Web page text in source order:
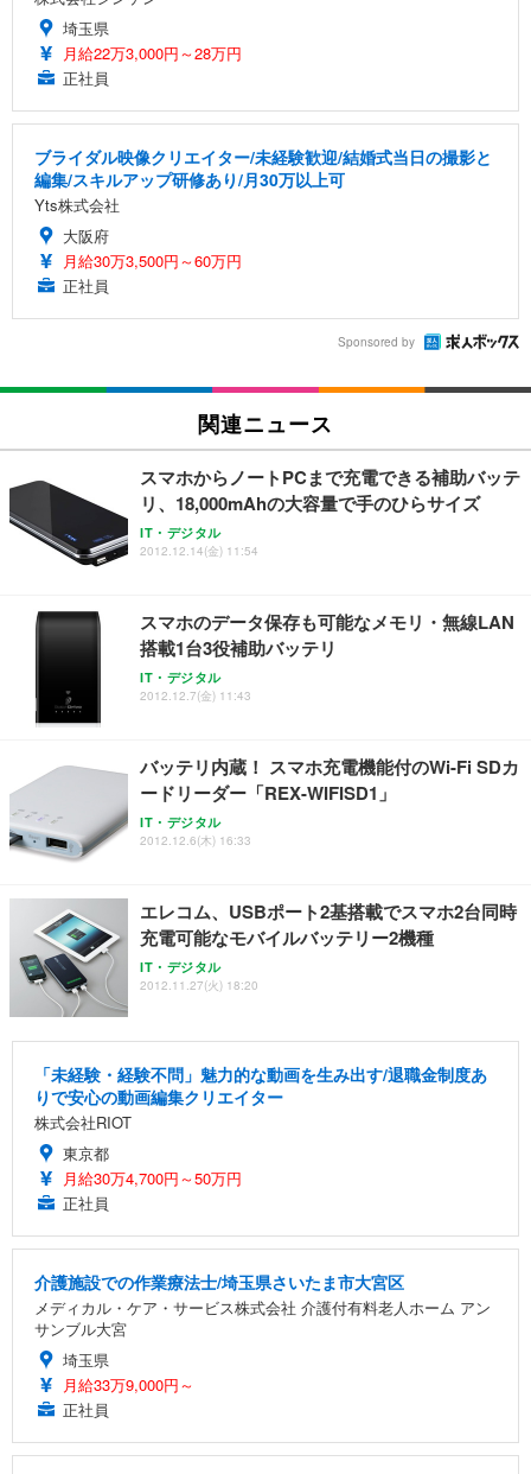
埼玉県
月給22万3,000円～28万円
正社員
ブライダル映像クリエイター/未経験歓迎/結婚式当日の撮影と
編集/スキルアップ研修あり/月30万以上可
Yts株式会社
大阪府
月給30万3,500円～60万円
正社員
Sponsored by
関連ニュース
スマホからノートPCまで充電できる補助バッテ
リ、18,000mAhの大容量で手のひらサイズ
IT・デジタル
2012.12.14(金) 11:54
スマホのデータ保存も可能なメモリ・無線LAN
搭載1台3役補助バッテリ
IT・デジタル
2012.12.7(金) 11:43
バッテリ内蔵！ スマホ充電機能付のWi-Fi SDカ
ードリーダー「REX-WIFISD1」
IT・デジタル
2012.12.6(木) 16:33
エレコム、USBポート2基搭載でスマホ2台同時
充電可能なモバイルバッテリー2機種
IT・デジタル
2012.11.27(火) 18:20
「未経験・経験不問」魅力的な動画を生み出す/退職金制度あ
りで安心の動画編集クリエイター
株式会社RIOT
東京都
月給30万4,700円～50万円
正社員
介護施設での作業療法士/埼玉県さいたま市大宮区
メディカル・ケア・サービス株式会社 介護付有料老人ホーム アン
サンブル大宮
埼玉県
月給33万9,000円～
正社員